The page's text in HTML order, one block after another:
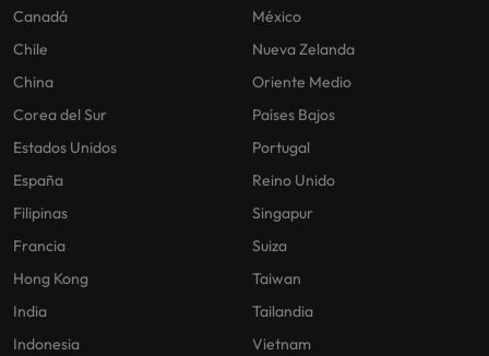
Canadá
Chile
China
Corea del Sur
Estados Unidos
España
Filipinas
Francia
Hong Kong
India
Indonesia
México
Nueva Zelanda
Oriente Medio
Países Bajos
Portugal
Reino Unido
Singapur
Suiza
Taiwan
Tailandia
Vietnam